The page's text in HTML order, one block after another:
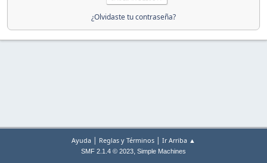
¿Olvidaste tu contraseña?
Ayuda | Reglas y Términos | Ir Arriba ▲
SMF 2.1.4 © 2023, Simple Machines